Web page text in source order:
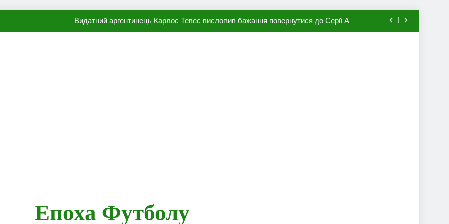
Видатний аргентинець Карлос Тевес висловив бажання повернутися до Серії А
Епоха Футболу